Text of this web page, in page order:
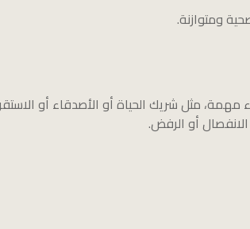
شريك الحياة أو الأصدقاء أو الاستقرار.
أو الرفض.